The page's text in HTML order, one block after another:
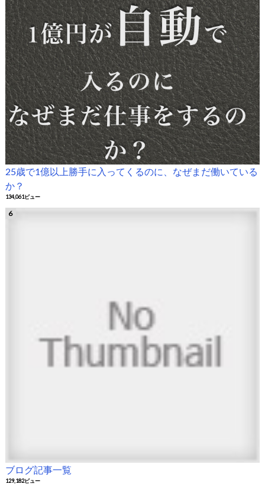
25歳で1億以上勝手に入ってくるのに、なぜまだ働いている
か？
134,061ビュー
ブログ記事一覧
129,182ビュー